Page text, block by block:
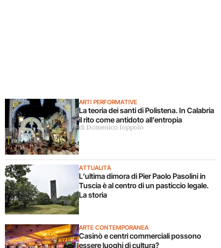
ARTI PERFORMATIVE
La teoria dei santi di Polistena. In Calabria
il rito come antidoto all’entropia
di Domenico Ioppolo
ATTUALITÀ
L’ultima dimora di Pier Paolo Pasolini in
Tuscia è al centro di un pasticcio legale.
La storia
ARTE CONTEMPORANEA
Casinò e centri commerciali possono
essere luoghi di cultura?